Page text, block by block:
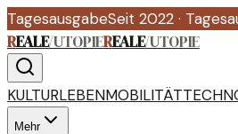
TagesausgabeSeit 2022 ·
REALE/UTOPIEREALE/UTOPIE
KULTURLEBENMOBILITÄT
Mehr